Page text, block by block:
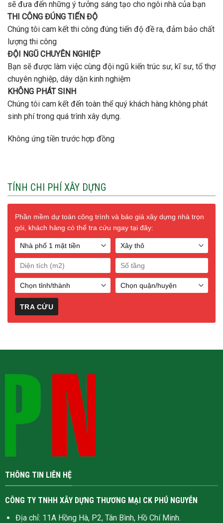
sẽ đưa đến những ý tưởng sáng tạo cho ngôi nhà của bạn
THI CÔNG ĐÚNG TIẾN ĐỘ
Chúng tôi cam kết thi công đúng tiến độ đề ra, đảm bảo chất
lượng thi công
ĐỘI NGŨ CHUYÊN NGHIỆP
Bạn sẽ được làm việc cùng đội ngũ kiến trúc sư, kĩ sư, tổ thợ
chuyên nghiệp, dây dặn kinh nghiệm
KHÔNG PHÁT SINH
Chúng tôi cam kết đến toàn thể quý khách hàng không phát
sinh phí trong quá trình xây dựng.
Không ứng tiền trước hợp đồng
TÍNH CHI PHÍ XÂY DỰNG
Phần mềm dự toán công trình và báo giá xây dựng nhà trọn
gói, khách hàng có thể tra cứu ngay tại đây:
THÔNG TIN LIÊN HỆ
CÔNG TY TNHH XÂY DỰNG THƯƠNG MẠI CK PHÚ NGUYỄN
Địa chỉ: 11A Hồng Hà, P2, Tân Bình, Hồ Chí Minh.